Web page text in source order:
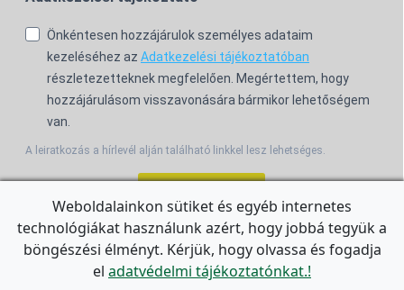
Önkéntesen hozzájárulok személyes adataim
kezeléséhez az Adatkezelési tájékoztatóban
részletezetteknek megfelelően. Megértettem, hogy
hozzájárulásom visszavonására bármikor lehetőségem
van.
A leiratkozás a hírlevél alján található linkkel lesz lehetséges.
For the English Newsletter, clickHERE.
Weboldalainkon sütiket és egyéb internetes
technológiákat használunk azért, hogy jobbá tegyük a
böngészési élményt. Kérjük, hogy olvassa és fogadja
el adatvédelmi tájékoztatónkat.!